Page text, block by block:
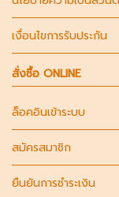
เงื่อนไขการรับประกัน
สั่งซื้อ ONLINE
ล็อคอินเข้าระบบ
สมัครสมาชิก
ยืนยันการชำระเงิน